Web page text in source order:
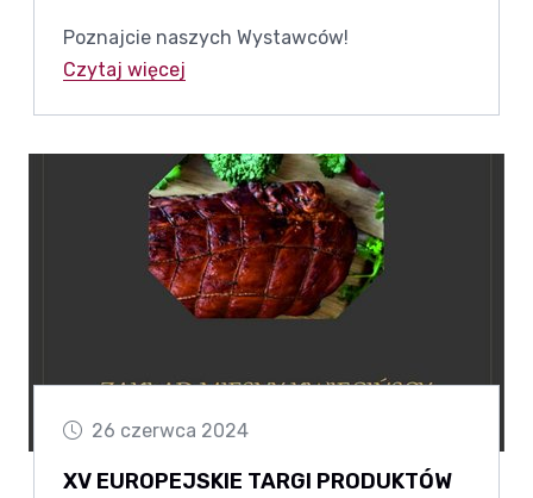
Poznajcie naszych Wystawców!
Czytaj więcej
26 czerwca 2024
XV EUROPEJSKIE TARGI PRODUKTÓW